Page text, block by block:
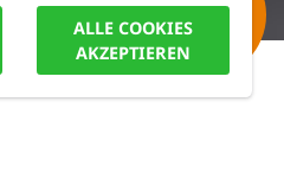
ALLE COOKIES
AKZEPTIEREN